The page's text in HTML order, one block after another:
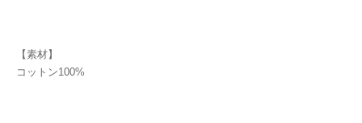
【素材】
コットン100%